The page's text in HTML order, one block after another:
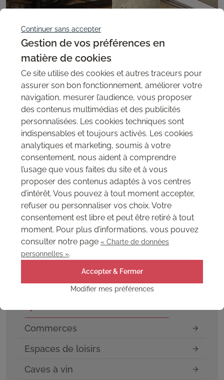
Pour une reproduction fidèle de votre imagination
Nos réalisations
Découvrez toute l'étendue des possibilités qui s'offrent à vous
avec nos panneaux décoratifs muraux MSD ainsi que nos
panneaux 3D Magnolia.
Toutes nos réalisations
embellissent les restaurants.
Commerces
Espaces de loisirs
Caves à vin
Continuer sans accepter
Gestion de vos préférences en
matière de cookies
Ce site utilise des cookies et autres traceurs pour
assurer son bon fonctionnement, améliorer votre
navigation, mesurer l’audience, vous proposer
des contenus multimédias et des publicités
personnalisées. Les cookies techniques sont
indispensables et toujours activés. Les cookies
analytiques et marketing, soumis à votre
consentement, nous aident à comprendre
l’usage que vous faites du site et à vous
proposer des contenus adaptés à vos centres
d’intérêt. Vous pouvez à tout moment accepter,
refuser ou personnaliser vos choix. Votre
consentement est libre et peut être retiré à tout
moment. Pour plus d’informations, vous pouvez
consulter notre page « Charte de données
personnelles ».
Accepter & Fermer
Modifier mes préférences